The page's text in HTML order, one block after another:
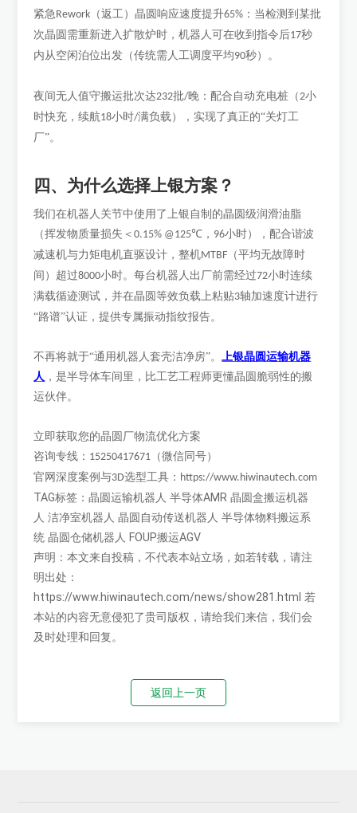
紧急Rework （返工）晶圆响应速度提升65% ：当检测到某批
次晶圆需重新进入扩散炉时，机器人可在收到指令后17秒
内从空闲泊位出发（传统需人工调度平均90秒）。
夜间无人值守搬运批次达232批/晚：配合自动充电桩（2小
时快充，续航18小时/满负载），实现了真正的“关灯工
厂”。
四、为什么选择上银方案？
我们在机器人关节中使用了上银自制的晶圆级润滑油脂
（挥发物质量损失＜0.15% @125℃， 96小时），配合谐波
减速机与力矩电机直驱设计，整机MTBF （平均无故障时
间）超过8000小时。每台机器人出厂前需经过72小时连续
满载循迹测试，并在晶圆等效负载上粘贴3轴加速度计进行
“路谱”认证，提供专属振动指纹报告。
不再将就于“通用机器人套壳洁净房”。 上银晶圆运输机器
人 ，是半导体车间里，比工艺工程师更懂晶圆脆弱性的搬
运伙伴。
立即获取您的晶圆厂物流优化方案
咨询专线： 15250417671 （微信同号）
官网深度案例与3D选型工具： https://www.hiwinautech.com
TAG标签：晶圆运输机器人 半导体AMR 晶圆盒搬运机器
人 洁净室机器人 晶圆自动传送机器人 半导体物料搬运系
统 晶圆仓储机器人 FOUP搬运AGV
声明：本文来自投稿，不代表本站立场，如若转载，请注
明出处：
https://www.hiwinautech.com/news/show281.html 若
本站的内容无意侵犯了贵司版权，请给我们来信，我们会
及时处理和回复。
返回上一页